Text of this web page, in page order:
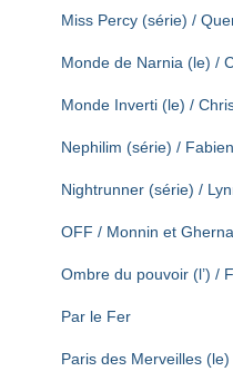
Miss Percy (série) /
Monde de Narnia (le) /
Monde Inverti (le) /
Nephilim (série) /
Nightrunner (série) /
OFF / Monnin et
Ombre du pouvoir (l’) /
Par le Fer
Paris des Merveilles